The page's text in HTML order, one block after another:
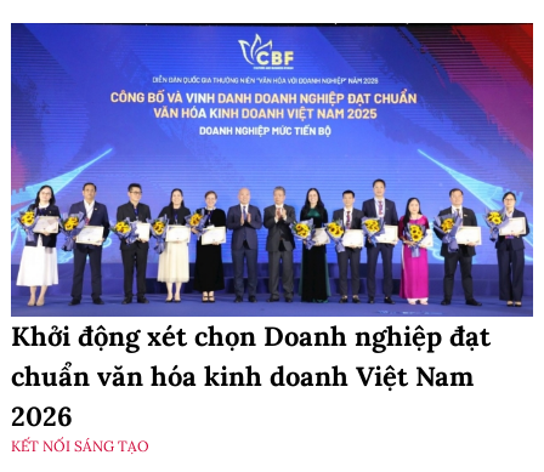
Khởi động xét chọn Doanh nghiệp đạt
chuẩn văn hóa kinh doanh Việt Nam
2026
KẾT NỐI SÁNG TẠO